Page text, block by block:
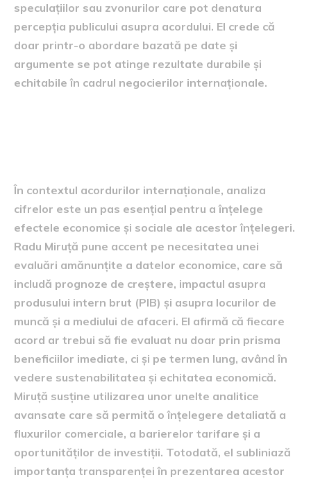
speculațiilor sau zvonurilor care pot denatura
percepția publicului asupra acordului. El crede că
doar printr-o abordare bazată pe date și
argumente se pot atinge rezultate durabile și
echitabile în cadrul negocierilor internaționale.
În contextul acordurilor internaționale, analiza
cifrelor este un pas esențial pentru a înțelege
efectele economice și sociale ale acestor înțelegeri.
Radu Miruță pune accent pe necesitatea unei
evaluări amănunțite a datelor economice, care să
includă prognoze de creștere, impactul asupra
produsului intern brut (PIB) și asupra locurilor de
muncă și a mediului de afaceri. El afirmă că fiecare
acord ar trebui să fie evaluat nu doar prin prisma
beneficiilor imediate, ci și pe termen lung, având în
vedere sustenabilitatea și echitatea economică.
Miruță susține utilizarea unor unelte analitice
avansate care să permită o înțelegere detaliată a
fluxurilor comerciale, a barierelor tarifare și a
oportunităților de investiții. Totodată, el subliniază
importanța transparenței în prezentarea acestor